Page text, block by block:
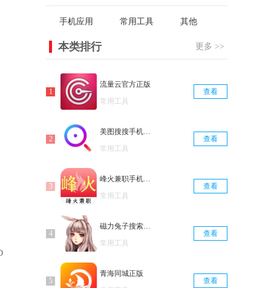
手机应用 常用工具 其他
本类排行 更多 >>
流量云官方正版
常用工具
查看
美图搜搜手机免费版
常用工具
查看
峰火兼职手机正版
常用工具
查看
磁力兔子搜索引擎手机免费版
常用工具
查看
青海同城正版
查看